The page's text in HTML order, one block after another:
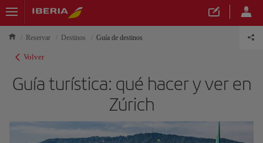
Reservar Destinos Guía de destinos
Volver
Guía turística: qué hacer y ver en
Zúrich